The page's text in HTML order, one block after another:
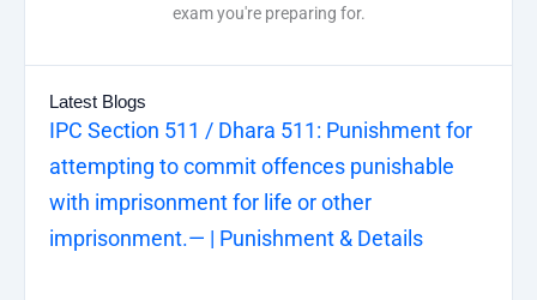
exam you're preparing for.
Latest Blogs
IPC Section 511 / Dhara 511: Punishment for
attempting to commit offences punishable
with imprisonment for life or other
imprisonment.— | Punishment & Details